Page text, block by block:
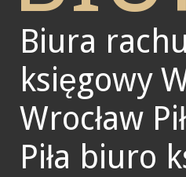
Biura
księgowy
Wrocław
Piła biuro